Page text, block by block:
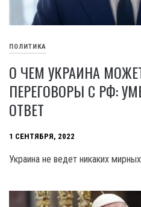
ПОЛИТИКА
О ЧЕМ УКРАИНА
ПЕРЕГОВОРЫ С РФ:
ОТВЕТ
1 СЕНТЯБРЯ, 2022
Украина не ведет никаких